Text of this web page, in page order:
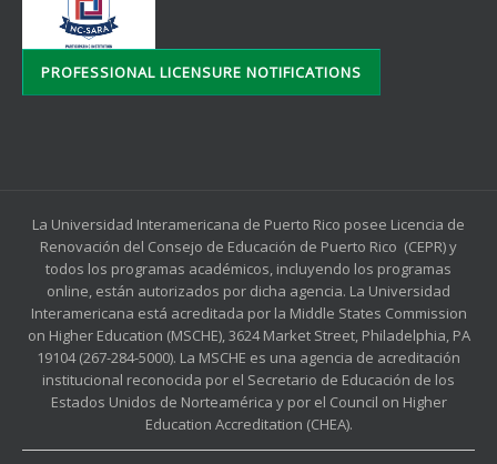
PROFESSIONAL LICENSURE NOTIFICATIONS
La Universidad Interamericana de Puerto Rico posee Licencia de
Renovación del Consejo de Educación de Puerto Rico (CEPR) y
todos los programas académicos, incluyendo los programas
online, están autorizados por dicha agencia. La Universidad
Interamericana está acreditada por la Middle States Commission
on Higher Education (MSCHE), 3624 Market Street, Philadelphia, PA
19104 (267-284-5000). La MSCHE es una agencia de acreditación
institucional reconocida por el Secretario de Educación de los
Estados Unidos de Norteamérica y por el Council on Higher
Education Accreditation (CHEA).